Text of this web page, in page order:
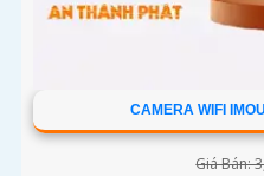
CAMERA WIFI
Giá Bán: